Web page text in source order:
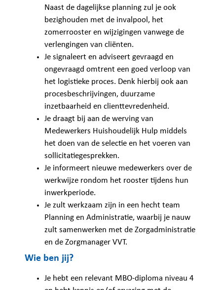
Naast de dagelijkse planning zul je ook
bezighouden met de invalpool, het
zomerrooster en wijzigingen vanwege de
verlengingen van cliënten.
Je signaleert en adviseert gevraagd en
ongevraagd omtrent een goed verloop van
het logistieke proces. Denk hierbij ook aan
procesbeschrijvingen, duurzame
inzetbaarheid en clienttevredenheid.
Je draagt bij aan de werving van
Medewerkers Huishoudelijk Hulp middels
het doen van de selectie en het voeren van
sollicitatiegesprekken.
Je informeert nieuwe medewerkers over de
werkwijze rondom het rooster tijdens hun
inwerkperiode.
Je zult werkzaam zijn in een hecht team
Planning en Administratie, waarbij je nauw
zult samenwerken met de Zorgadministratie
en de Zorgmanager VVT.
Wie ben jij?
Je hebt een relevant MBO-diploma niveau 4